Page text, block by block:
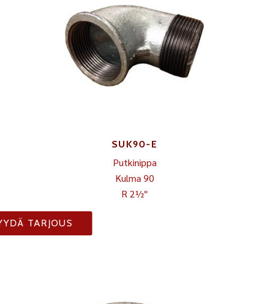
SUK90-E
Putkinippa
Kulma 90
R 2½"
TARJOUS